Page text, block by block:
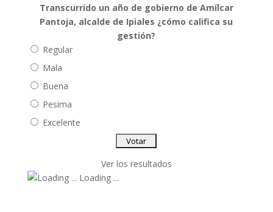
Transcurrido un año de gobierno de Amílcar
Pantoja, alcalde de Ipiales ¿cómo califica su
gestión?
Regular
Mala
Buena
Pesima
Excelente
Ver los resultados
Loading ...